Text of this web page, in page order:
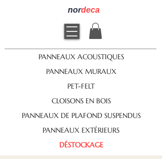
nordeca
PANNEAUX ACOUSTIQUES
PANNEAUX MURAUX
PET-FELT
CLOISONS EN BOIS
PANNEAUX DE PLAFOND SUSPENDUS
PANNEAUX EXTÉRIEURS
DÉSTOCKAGE